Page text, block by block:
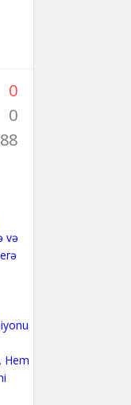
0
0
88
və
Hem